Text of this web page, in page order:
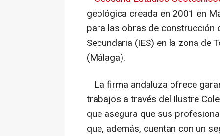
geológica creada en 2001 en
para las obras de construcción
Secundaria (IES) en la zona de
(Málaga).
La firma andaluza ofrece
trabajos a través del Ilustre
que asegura que sus
que, además, cuentan con un